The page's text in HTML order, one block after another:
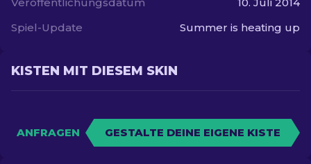
Spiel-Update
Summer is heating up
KISTEN MIT DIESEM SKIN
ANFRAGEN GESTALTE DEINE EIGENE KISTE